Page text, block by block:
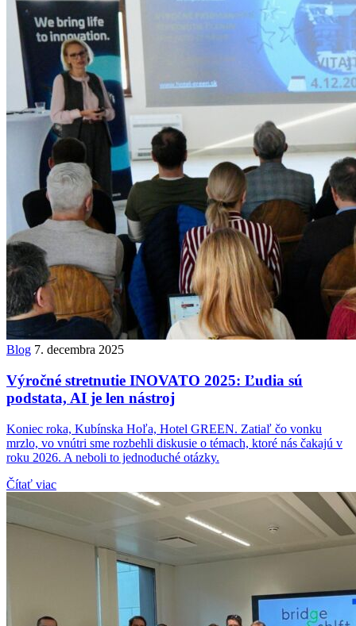
Blog 7. decembra 2025
Výročné stretnutie INOVATO 2025: Ľudia sú
podstata, AI je len nástroj
Koniec roka, Kubínska Hoľa, Hotel GREEN. Zatiaľ čo vonku
mrzlo, vo vnútri sme rozbehli diskusie o témach, ktoré nás čakajú v
roku 2026. A neboli to jednoduché otázky.
Čítať viac